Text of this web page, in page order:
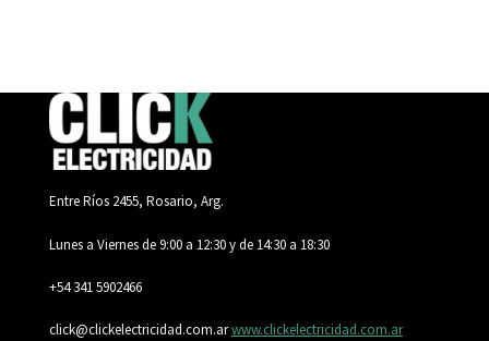
Entre Ríos 2455, Rosario, Arg.
Lunes a Viernes de 9:00 a 12:30 y de 14:30 a 18:30
+54 341 5902466
click@clickelectricidad.com.arwww.clickelectricidad.com.ar